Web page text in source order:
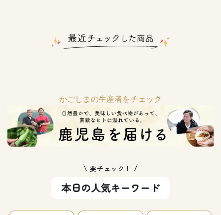
かごしまの生産者をチェック
要チェック！
本日の人気キーワード